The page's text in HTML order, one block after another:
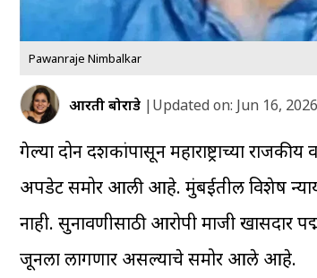
Pawanraje Nimbalkar
आरती बोराडे |Updated on: Jun 16,
गेल्या दोन दशकांपासून महाराष्ट्राच्या
अपडेट समोर आली आहे. मुंबईतील विशेष
नाही. सुनावणीसाठी आरोपी माजी खासदार
जूनला लागणार असल्याचे समोर आले आहे.